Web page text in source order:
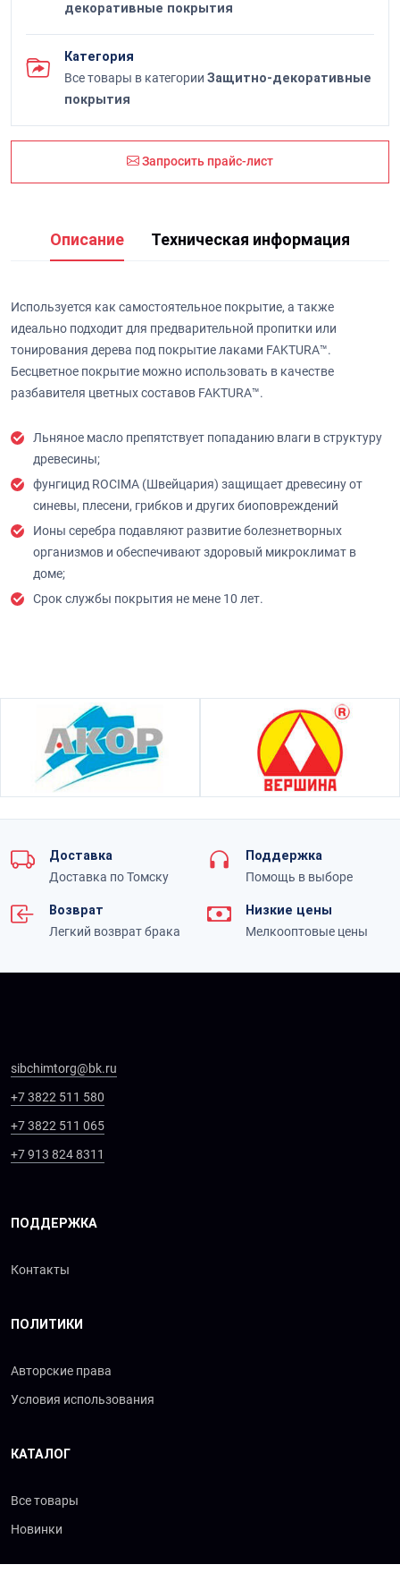
декоративные покрытия
Категория
Все товары в категории Защитно-декоративные
покрытия
Запросить прайс-лист
Описание Техническая информация
Используется как самостоятельное покрытие, а также
идеально подходит для предварительной пропитки или
тонирования дерева под покрытие лаками FAKTURA™.
Бесцветное покрытие можно использовать в качестве
разбавителя цветных составов FAKTURA™.
Льняное масло препятствует попаданию влаги в структуру
древесины;
фунгицид ROCIMA (Швейцария) защищает древесину от
синевы, плесени, грибков и других биоповреждений
Ионы серебра подавляют развитие болезнетворных
организмов и обеспечивают здоровый микроклимат в
доме;
Срок службы покрытия не мене 10 лет.
Доставка
Доставка по Томску
Поддержка
Помощь в выборе
Возврат
Легкий возврат брака
Низкие цены
Мелкооптовые цены
sibchimtorg@bk.ru
+7 3822 511 580
+7 3822 511 065
+7 913 824 8311
ПОДДЕРЖКА
Контакты
ПОЛИТИКИ
Авторские права
Условия использования
КАТАЛОГ
Все товары
Новинки